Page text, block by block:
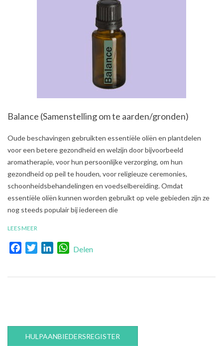
Balance (Samenstelling om te aarden/gronden)
2021-
Oude beschavingen gebruikten essentiële oliën en plantdelen
voor een betere gezondheid en welzijn door bijvoorbeeld
aromatherapie, voor hun persoonlijke verzorging, om hun
gezondheid op peil te houden, voor religieuze ceremonies,
schoonheidsbehandelingen en voedselbereiding. Omdat
essentiële oliën kunnen worden gebruikt op vele gebieden zijn ze
nog steeds populair bij iedereen die
LEES MEER
FacebookTwitterLinkedInWhatsApp
Delen
HULPAANBIEDERSREGISTER